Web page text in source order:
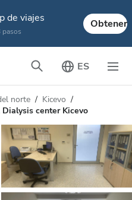
de viajes
pasos
Obtener
ES
norte
Kicevo
Dialysis center Kicevo